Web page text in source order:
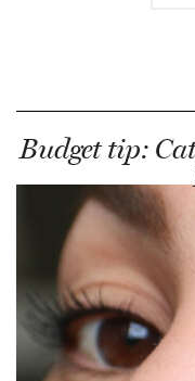
Budget tip: